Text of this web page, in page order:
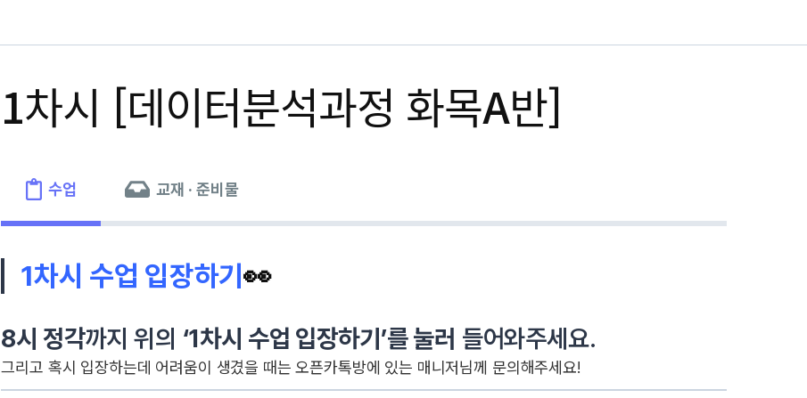
1차시 [데이터분석과정 화목A반]
수업 교재 · 준비물
1차시 수업 입장하기 👀
8시 정각까지 위의 ‘1차시 수업 입장하기’를 눌러 들어와주세요.
그리고 혹시 입장하는데 어려움이 생겼을 때는 오픈카톡방에 있는 매니저님께 문의해주세요!